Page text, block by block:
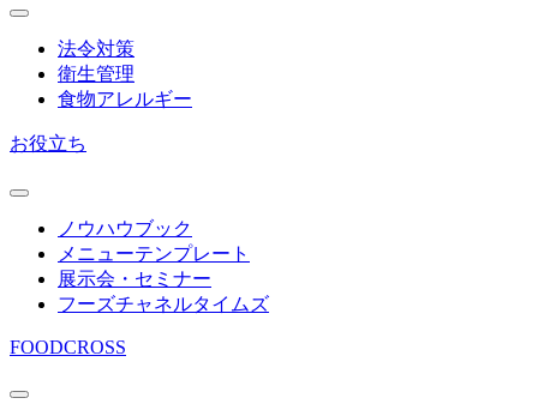
法令対策
衛生管理
食物アレルギー
お役立ち
ノウハウブック
メニューテンプレート
展示会・セミナー
フーズチャネルタイムズ
FOODCROSS